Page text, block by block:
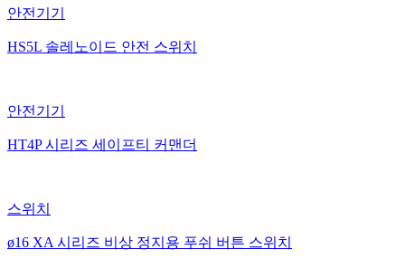
안전기기
HS5L 솔레노이드 안전 스위치
안전기기
HT4P 시리즈 세이프티 커맨더
스위치
ø16 XA 시리즈 비상 정지용 푸쉬 버튼 스위치